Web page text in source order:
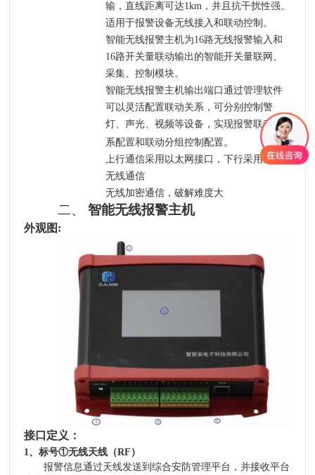
输，直线距离可达1km，并且抗干扰性强。
适用于报警设备无线接入和联动控制。
智能无线报警主机为16路无线报警输入和
16路开关量联动输出的智能开关量联网、
采集、控制模块。
智能无线报警主机输出端口通过管理软件
可以灵活配置联动关系，可分别控制警
灯、声光、视频等设备，实现报警联动关
系配置和联动分组控制配置。
上行通信采用以太网接口，下行采用LORA
无线通信
无线加密通信，破解难度大
二、智能无线报警主机
外观图:
接口定义：
1、标号①无线天线（RF ）
报警信息通过天线发送到综合安防管理平台，并接收平台